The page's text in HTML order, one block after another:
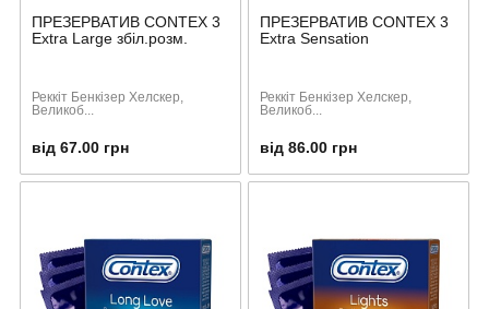
ПРЕЗЕРВАТИВ CONTEX 3
Extra Large збіл.розм.
Реккіт Бенкізер Хелскер,
Великоб...
від 67.00 грн
ПРЕЗЕРВАТИВ CONTEX 3
Extra Sensation
Реккіт Бенкізер Хелскер,
Великоб...
від 86.00 грн